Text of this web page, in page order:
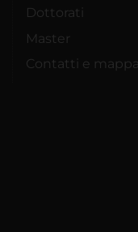
Dottorati
Master
Contatti e mappa